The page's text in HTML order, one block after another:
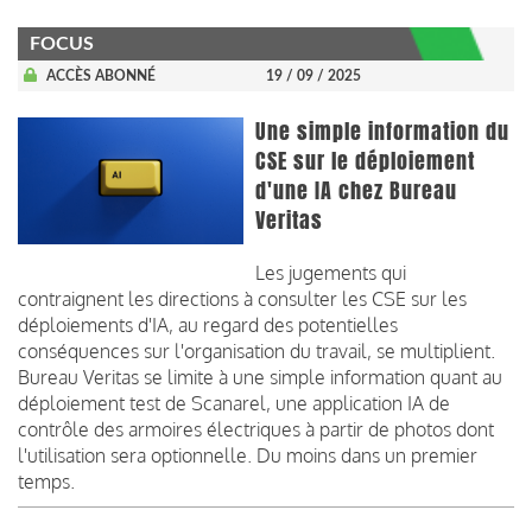
FOCUS
ACCÈS ABONNÉ 19 / 09 / 2025
Une simple information du
CSE sur le déploiement
d'une IA chez Bureau
Veritas
Les jugements qui
contraignent les directions à consulter les CSE sur les
déploiements d'IA, au regard des potentielles
conséquences sur l'organisation du travail, se multiplient.
Bureau Veritas se limite à une simple information quant au
déploiement test de Scanarel, une application IA de
contrôle des armoires électriques à partir de photos dont
l'utilisation sera optionnelle. Du moins dans un premier
temps.